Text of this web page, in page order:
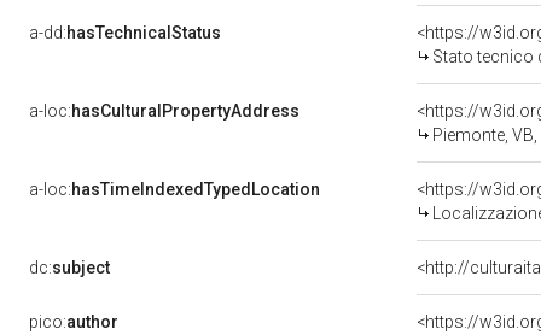
a-dd:hasTechnicalStatus
<https://
Stato tecnico
a-loc:hasCulturalPropertyAddress
<https://
Piemonte,
a-loc:hasTimeIndexedTypedLocation
<https://
dc:subject <http://
pico:author
<https://